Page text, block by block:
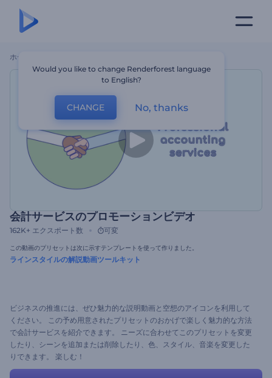
ホーム
会計サービスのプロモーションビデオ
162K+ エクスポート数 可変
この動画のプリセットは次に示すテンプレートを使って作りました。
ラインスタイルの解説動画ツールキット
ビジネスの推進には、ぜひ魅力的な説明動画と空想のアイコンを利用して
ください。 この予め用意されたプリセットのおかげで楽しく魅力的な方法
で会計サービスを紹介できます。 ニーズに合わせてこのプリセットを変更
したり、シーンを追加または削除したり、色、スタイル、音楽を変更した
りできます。 楽しむ！
Would you like to change Renderforest language
to English?
CHANGE No, thanks